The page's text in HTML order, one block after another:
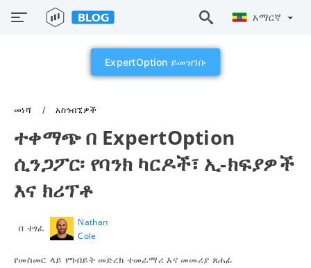
አማርኛ
ExpertOption ይመዝገቡ
መነሻ አስጎብኚዎች
ተቀማጭ በ ExpertOption
ሲንጋፖር፡ የባንክ ካርዶች፣ ኢ-ክፍያዎች
እና ክሪፕቶ
በ ተፃፈ
Nathan
Cole
የመስመር ላይ የግብይት መድረክ ተመራማሪ እና መመሪያ ጸሐፊ